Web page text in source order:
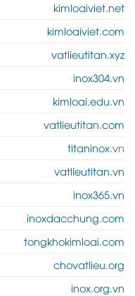
kimloaiviet.net
kimloaiviet.com
vatlieutitan.xyz
inox304.vn
kimloai.edu.vn
vatlieutitan.com
titaninox.vn
vatlieutitan.vn
inox365.vn
inoxdacchung.com
tongkhokimloai.com
chovatlieu.org
inox.org.vn